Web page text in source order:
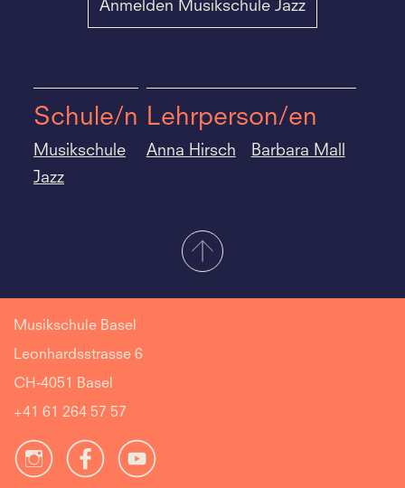
Anmelden Musikschule Jazz
Schule/n
Musikschule
Jazz
Lehrperson/en
Anna Hirsch Barbara Mall
Musikschule Basel
Leonhardsstrasse 6
CH-4051 Basel
+41 61 264 57 57